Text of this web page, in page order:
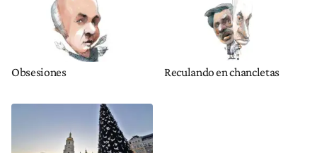
Obsesiones Reculando en chancletas